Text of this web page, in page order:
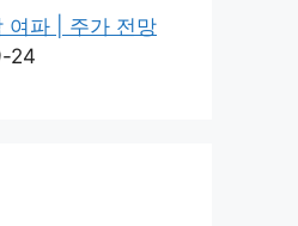
여파 | 주가 전망
24